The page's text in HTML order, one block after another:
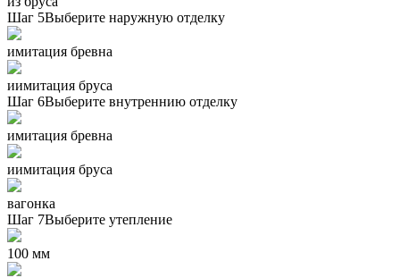
Шаг 5Выберите наружную отделку
имитация бревна
иимитация бруса
Шаг 6Выберите внутреннию отделку
имитация бревна
иимитация бруса
вагонка
Шаг 7Выберите утепление
100 мм